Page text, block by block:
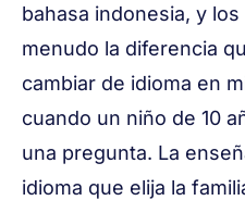
bahasa indonesia, y
menudo la diferencia
cambiar de idioma en
cuando un niño de 10
una pregunta. La
idioma que elija la